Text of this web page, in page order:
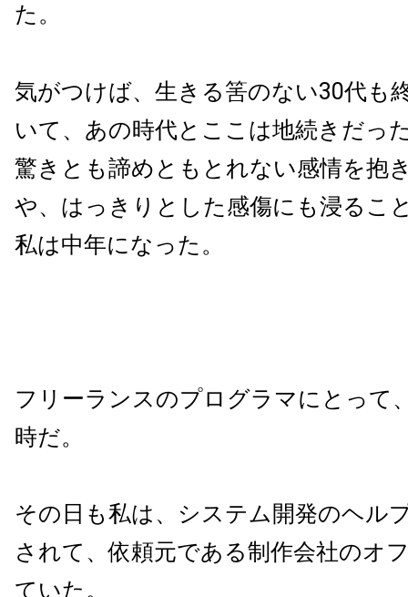
た。
気がつけば、生きる筈のない30代も
いて、あの時代とここは地続きだっ
驚きとも諦めともとれない感情を抱
や、はっきりとした感傷にも浸るこ
私は中年になった。
フリーランスのプログラマにとって
時だ。
その日も私は、システム開発のヘル
されて、依頼元である制作会社のオ
ていた。